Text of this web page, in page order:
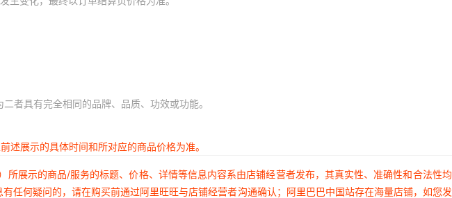
者具有完全相同的品牌、品质、功效或功能。
展示的具体时间和所对应的商品价格为准。
展示的商品/服务的标题、价格、详情等信息内容系由店铺经营者发布，其真实性、准确性和合法性
何疑问的，请在购买前通过阿里旺旺与店铺经营者沟通确认；阿里巴巴中国站存在海量店铺，如您